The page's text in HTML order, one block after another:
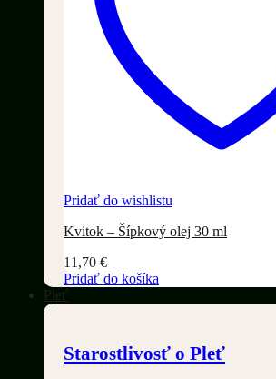
Pridať do wishlistu
Kvitok – Šípkový olej 30 ml
11,70 €
Pridať do košíka
Pleť
Starostlivosť o Pleť